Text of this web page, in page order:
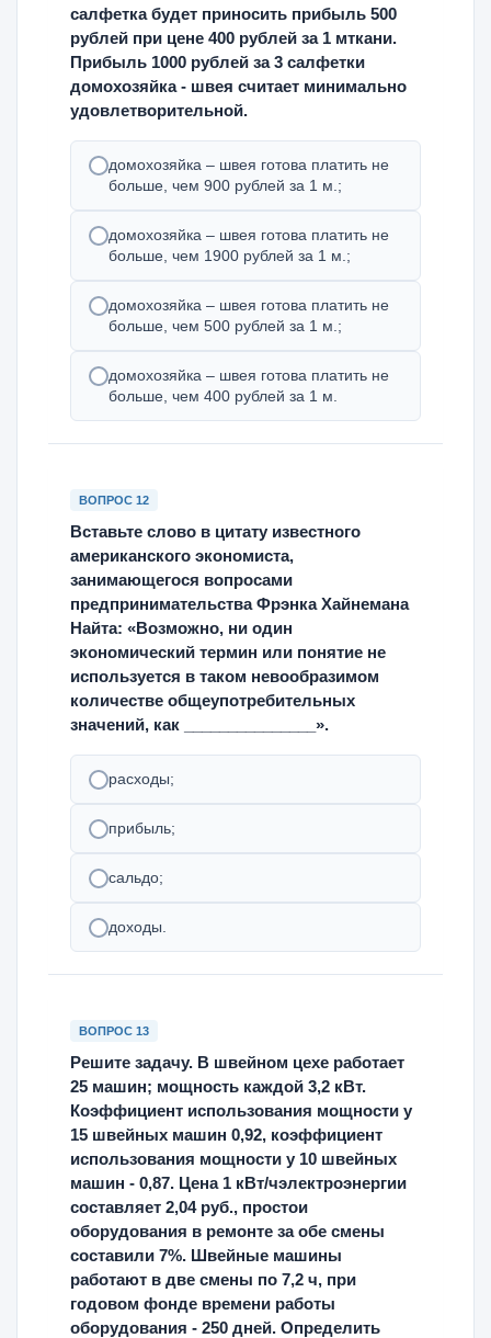
салфетка будет приносить прибыль 500
рублей при цене 400 рублей за 1 мткани.
Прибыль 1000 рублей за 3 салфетки
домохозяйка - швея считает минимально
удовлетворительной.
домохозяйка – швея готова платить не
больше, чем 900 рублей за 1 м.;
домохозяйка – швея готова платить не
больше, чем 1900 рублей за 1 м.;
домохозяйка – швея готова платить не
больше, чем 500 рублей за 1 м.;
домохозяйка – швея готова платить не
больше, чем 400 рублей за 1 м.
ВОПРОС 12
Вставьте слово в цитату известного
американского экономиста,
занимающегося вопросами
предпринимательства Фрэнка Хайнемана
Найта: «Возможно, ни один
экономический термин или понятие не
используется в таком невообразимом
количестве общеупотребительных
значений, как _______________».
расходы;
прибыль;
сальдо;
доходы.
ВОПРОС 13
Решите задачу. В швейном цехе работает
25 машин; мощность каждой 3,2 кВт.
Коэффициент использования мощности у
15 швейных машин 0,92, коэффициент
использования мощности у 10 швейных
машин - 0,87. Цена 1 кВт/чэлектроэнергии
составляет 2,04 руб., простои
оборудования в ремонте за обе смены
составили 7%. Швейные машины
работают в две смены по 7,2 ч, при
годовом фонде времени работы
оборудования - 250 дней. Определить